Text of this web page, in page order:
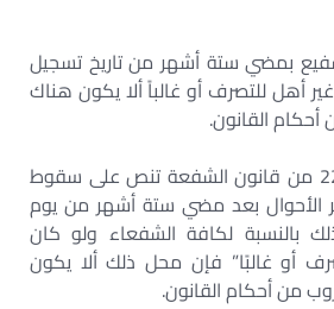
بمضي ستة أشهر من تاريخ تسجيل
أهل للتصرف أو غالباً ألا يكون هناك
القانون.
إنه وإن كانت المادة 22 من قانون الشفعة تنص على سقوط
الأحوال بعد مضي ستة أشهر من يوم
بالنسبة لكافة الشفعاء ولو كان
أو غالبًا” فإن محل ذلك ألا يكون
من أحكام القانون.